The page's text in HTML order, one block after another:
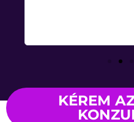
KÉREM